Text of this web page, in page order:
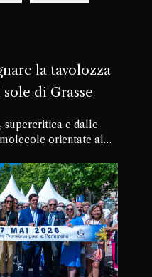
la tavolozza
di Grasse
supercritica e dalle
orientate al
e texture
edizione di SIMPPAR ha
il potenziale
propria tavolozza.